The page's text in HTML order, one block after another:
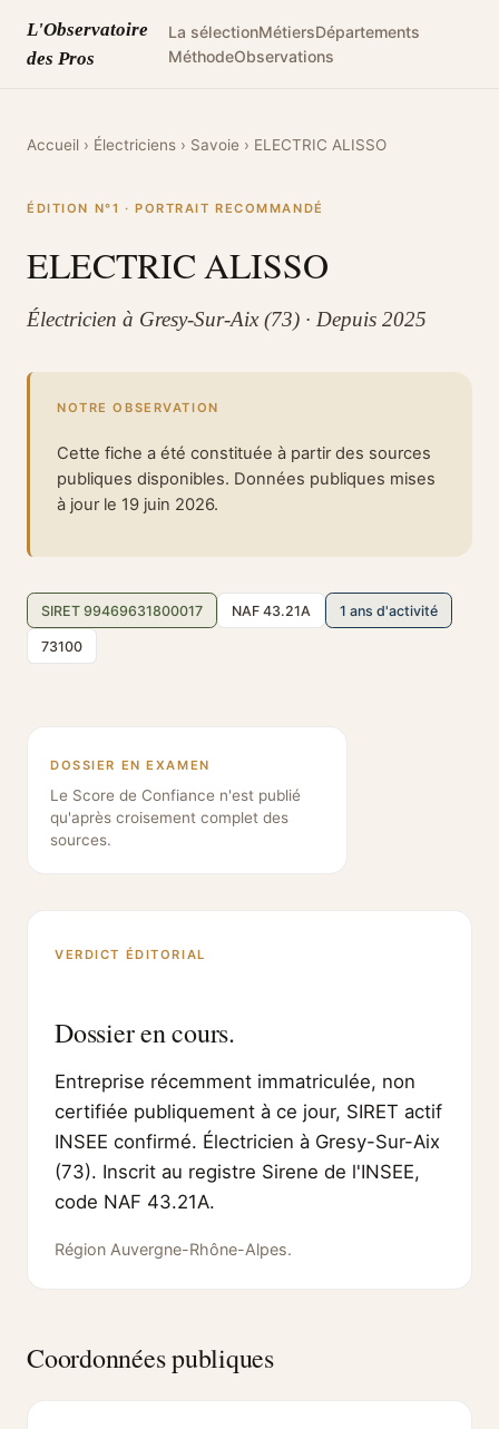
L'Observatoire
des Pros
La sélectionMétiersDépartements
MéthodeObservations
Accueil › Électriciens › Savoie › ELECTRIC ALISSO
ÉDITION N°1 · PORTRAIT RECOMMANDÉ
ELECTRIC ALISSO
Électricien à Gresy-Sur-Aix (73) · Depuis 2025
NOTRE OBSERVATION
Cette fiche a été constituée à partir des sources
publiques disponibles. Données publiques mises
à jour le 19 juin 2026.
SIRET 99469631800017 NAF 43.21A 1 ans d'activité
73100
DOSSIER EN EXAMEN
Le Score de Confiance n'est publié
qu'après croisement complet des
sources.
VERDICT ÉDITORIAL
Dossier en cours.
Entreprise récemment immatriculée, non
certifiée publiquement à ce jour, SIRET actif
INSEE confirmé. Électricien à Gresy-Sur-Aix
(73). Inscrit au registre Sirene de l'INSEE,
code NAF 43.21A.
Région Auvergne-Rhône-Alpes.
Coordonnées publiques